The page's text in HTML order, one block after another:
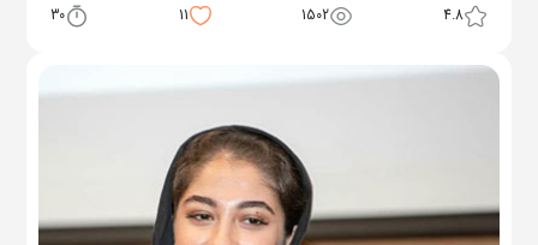
4.8
1502
11
30